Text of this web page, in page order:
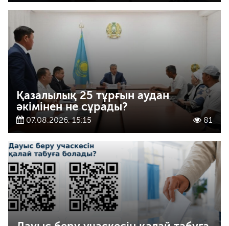
Қазалылық 25 тұрғын аудан
әкімінен не сұрады?
07.08.2026, 15:15 81